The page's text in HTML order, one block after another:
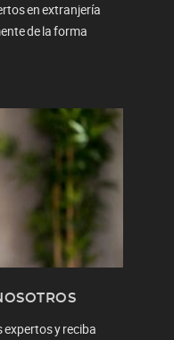
en extranjería
de la forma
y reciba